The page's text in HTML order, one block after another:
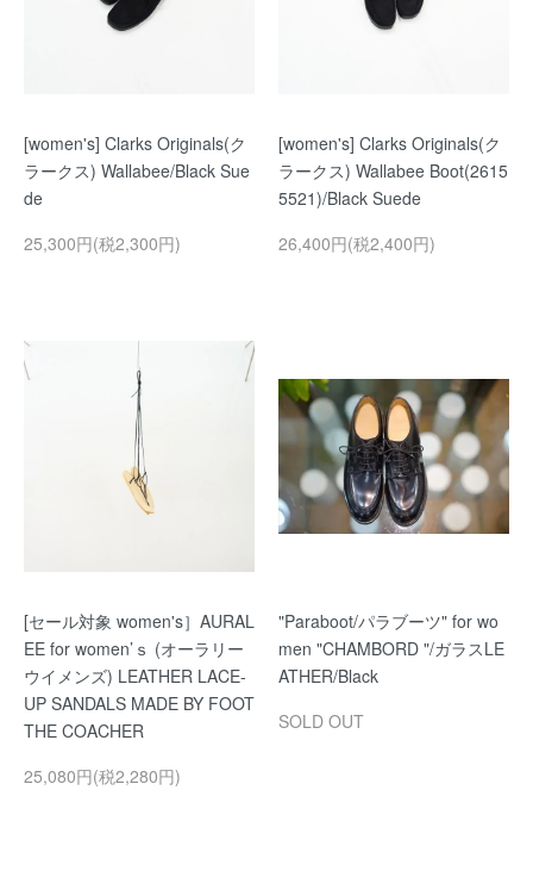
[women's] Clarks Originals(ク
ラークス) Wallabee/Black Sue
de
25,300円(税2,300円)
[women's] Clarks Originals(ク
ラークス) Wallabee Boot(2615
5521)/Black Suede
26,400円(税2,400円)
[セール対象 women's］AURAL
EE for women’ｓ (オーラリー
ウイメンズ) LEATHER LACE-
UP SANDALS MADE BY FOOT
THE COACHER
25,080円(税2,280円)
"Paraboot/パラブーツ" for wo
men "CHAMBORD "/ガラスLE
ATHER/Black
SOLD OUT